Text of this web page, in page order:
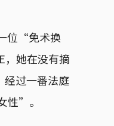
位“免术换
，她在没有摘
经过一番法庭
性”。